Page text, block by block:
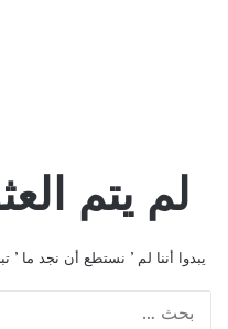
لم يتم
يبدوا أننا لم ’ نستطع أن نجد